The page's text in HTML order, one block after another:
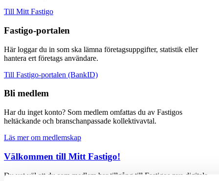
Till Mitt Fastigo
Fastigo-portalen
Här loggar du in som ska lämna företagsuppgifter, statistik eller
hantera ert företags användare.
Till Fastigo-portalen (BankID)
Bli medlem
Har du inget konto? Som medlem omfattas du av Fastigos
heltäckande och branschanpassade kollektivavtal.
Läs mer om medlemskap
Välkommen till Mitt Fastigo!
Du vet väl att du som medlem har tillgång till Fastigos nya digitala